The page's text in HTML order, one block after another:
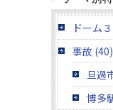
ドーム
事故 (40)
旦過
博多